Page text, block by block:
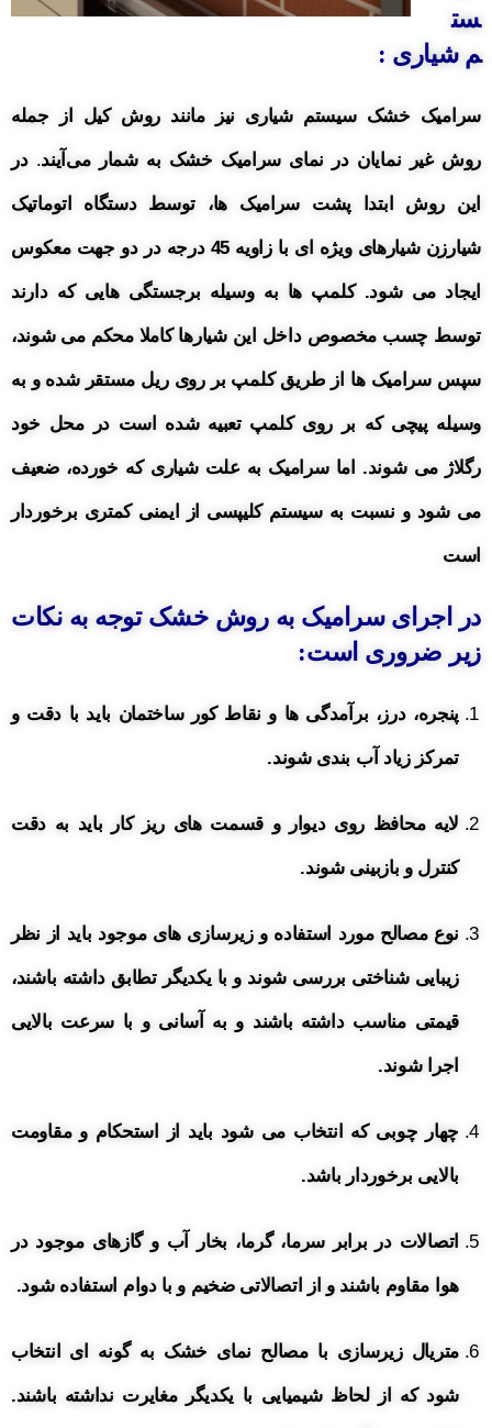
ست
م شیاری :
سرامیک خشک سیستم شیاری نیز مانند روش کیل از جمله
روش غیر نمایان در نمای سرامیک خشک به شمار می‌آیند.در
این روش ابتدا پشت سرامیک ها، توسط دستگاه اتوماتیک
شیارزن شیارهای ویژه ای با زاویه 45 درجه در دو جهت معکوس
ایجاد می شود. کلمپ ها به وسیله برجستگی هایی که دارند
توسط چسب مخصوص داخل این شیارها کاملا محکم می شوند،
سپس سرامیک ها از طریق کلمپ بر روی ریل مستقر شده و به
وسیله پیچی که بر روی کلمپ تعبیه شده است در محل خود
رگلاژ می شوند. اما سرامیک به علت شیاری که خورده، ضعیف
می شود و نسبت به سیستم کلیپسی از ایمنی کمتری برخوردار
است
در اجرای سرامیک به روش خشک توجه به نکات
زیر ضروری است:
پنجره، درز، برآمدگی ها و نقاط کور ساختمان باید با دقت و
تمرکز زیاد آب بندی شوند.
لایه محافظ روی دیوار و قسمت های ریز کار باید به دقت
کنترل و بازبینی شوند.
نوع مصالح مورد استفاده و زیرسازی های موجود باید از نظر
زیبایی شناختی بررسی شوند و با یکدیگر تطابق داشته باشند،
قیمتی مناسب داشته باشند و به آسانی و با سرعت بالایی
اجرا شوند.
چهار چوبی که انتخاب می شود باید از استحکام و مقاومت
بالایی برخوردار باشد.
اتصالات در برابر سرما، گرما، بخار آب و گازهای موجود در
هوا مقاوم باشند و از اتصالاتی ضخیم و با دوام استفاده شود.
متریال زیرسازی با مصالح نمای خشک به گونه ای انتخاب
شود که از لحاظ شیمیایی با یکدیگر مغایرت نداشته باشند.